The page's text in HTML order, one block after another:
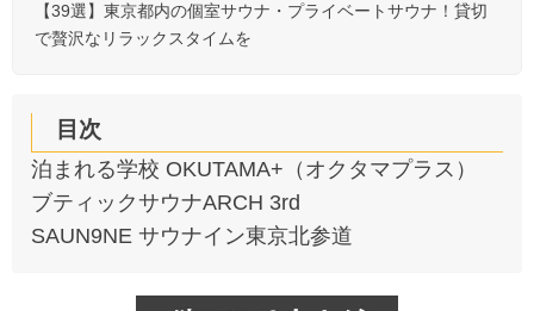
【39選】東京都内の個室サウナ・プライベートサウナ！貸切
で贅沢なリラックスタイムを
目次
泊まれる学校 OKUTAMA+（オクタマプラス）
ブティックサウナARCH 3rd
SAUN9NE サウナイン東京北参道